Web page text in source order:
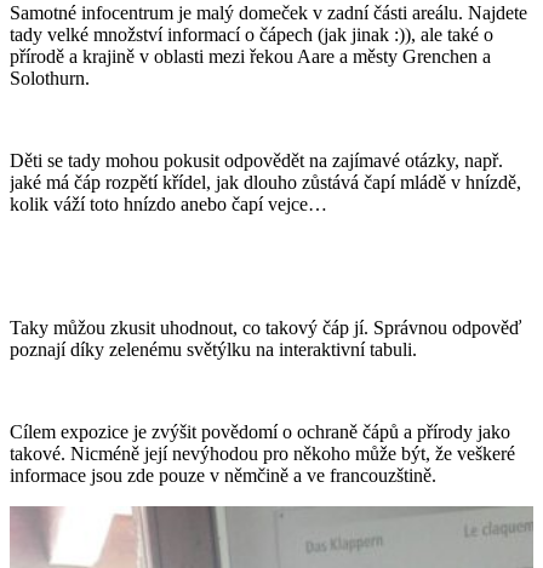
Samotné infocentrum je malý domeček v zadní části areálu. Najdete
tady velké množství informací o čápech (jak jinak :)), ale také o
přírodě a krajině v oblasti mezi řekou Aare a městy Grenchen a
Solothurn.
Děti se tady mohou pokusit odpovědět na zajímavé otázky, např.
jaké má čáp rozpětí křídel, jak dlouho zůstává čapí mládě v hnízdě,
kolik váží toto hnízdo anebo čapí vejce…
Taky můžou zkusit uhodnout, co takový čáp jí. Správnou odpověď
poznají díky zelenému světýlku na interaktivní tabuli.
Cílem expozice je zvýšit povědomí o ochraně čápů a přírody jako
takové. Nicméně její nevýhodou pro někoho může být, že veškeré
informace jsou zde pouze v němčině a ve francouzštině.